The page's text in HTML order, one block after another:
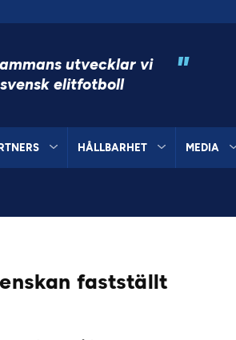
utvecklar vi
svensk elitfotboll
"
HÅLLBARHET MEDIA
fastställt